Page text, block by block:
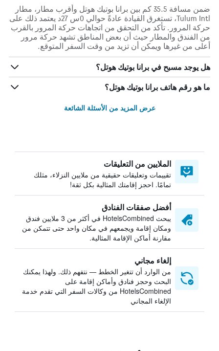
ضمن مسافة 35.5 كم بين برانا بوتيك هوتل وأقرب مطار، مطار
Tulum Intl، تستغرق القيادة عادةً حوالي 0س 27د يعتمد ذلك على
حركة المرور. تأكد من التحقق من اتجاهات حركة المرور بالقرب
من الفندق والمطار حيث أن بعض المناطق تشهد حركة مرور
أعلى من غيرها ويمكن أن تزيد من وقت السفر المتوقع.
هل يوجد مسبح في برانا بوتيك هوتل؟
ما هو رقم هاتف برانا بوتيك هوتل؟
عرض المزيد من الأسئلة الشائعة
الملايين من التعليقات
تقييمات وتعليقات حقيقية من ملايين النزلاء، مثلك
تمامًا. احجز إقامتك المثالية بكل ثقة!
أفضل صفقات الفنادق
يبحث HotelsCombined في أكثر من 3 ملايين فندق
ومكان إقامة ويجمعهم في مكان واحد حتى تتمكن من
مقارنة أماكن الإقامة المثالية.
إلغاء مجاني
من الوارد أن تتغير الخطط — نتفهم ذلك. ولهذا يمكنك
البحث وحجز فنادق وأماكن إقامة على
HotelsCombined من وكالات السفر التي تقدم خدمة
الإلغاء المجاني